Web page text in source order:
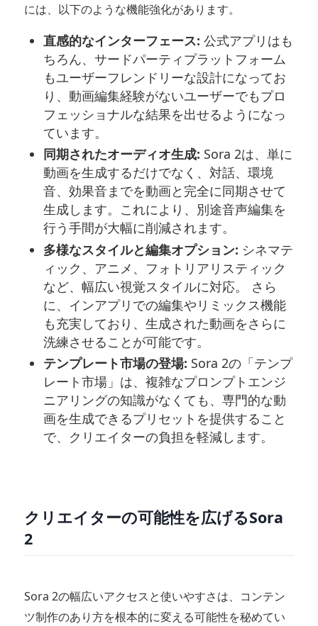
には、以下のような機能強化があります。
直感的なインターフェース: 公式アプリはも
ちろん、サードパーティプラットフォーム
もユーザーフレンドリーな設計になってお
り、動画編集経験がないユーザーでもプロ
フェッショナルな結果を出せるようになっ
ています。
同期されたオーディオ生成: Sora 2は、単に
動画を生成するだけでなく、対話、環境
音、効果音までを動画と完全に同期させて
生成します。これにより、別途音声編集を
行う手間が大幅に削減されます。
多様なスタイルと編集オプション: シネマテ
ィック、アニメ、フォトリアリスティック
など、幅広い視覚スタイルに対応。 さら
に、インアプリでの編集やリミックス機能
も充実しており、生成された動画をさらに
洗練させることが可能です。
テンプレート市場の登場: Sora 2の「テンプ
レート市場」は、複雑なプロンプトエンジ
ニアリングの知識がなくても、専門的な動
画を生成できるプリセットを提供すること
で、クリエイターの負担を軽減します。
クリエイターの可能性を広げるSora
2
Sora 2の幅広いアクセスと使いやすさは、コンテン
ツ制作のあり方を根本的に変える可能性を秘めてい